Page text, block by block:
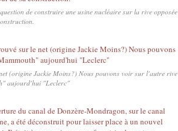
de construire une usine nucléaire sur la rive opposée
(origine Jackie Moins?) Nous pouvons voir sur l'autre rive
aujourd'hui "Leclerc"